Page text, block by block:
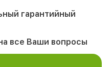
гарантийный
все Ваши вопросы